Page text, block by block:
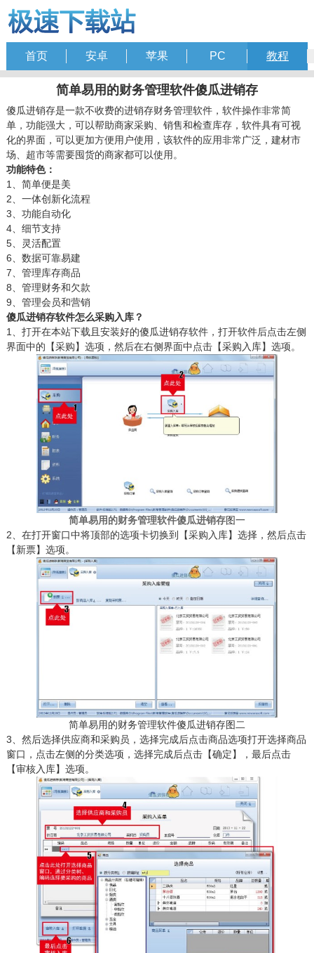
首页 安卓 苹果 PC 教程
简单易用的财务管理软件傻瓜进销存
傻瓜进销存是一款不收费的进销存财务管理软件，软件操作非常简
单，功能强大，可以帮助商家采购、销售和检查库存，软件具有可视
化的界面，可以更加方便用户使用，该软件的应用非常广泛，建材市
场、超市等需要囤货的商家都可以使用。
功能特色：
1、简单便是美
2、一体创新化流程
3、功能自动化
4、细节支持
5、灵活配置
6、数据可靠易建
7、管理库存商品
8、管理财务和欠款
9、管理会员和营销
傻瓜进销存软件怎么采购入库？
1、打开在本站下载且安装好的傻瓜进销存软件，打开软件后点击左侧
界面中的【采购】选项，然后在右侧界面中点击【采购入库】选项。
简单易用的财务管理软件傻瓜进销存图一
2、在打开窗口中将顶部的选项卡切换到【采购入库】选择，然后点击
【新票】选项。
简单易用的财务管理软件傻瓜进销存图二
3、然后选择供应商和采购员，选择完成后点击商品选项打开选择商品
窗口，点击左侧的分类选项，选择完成后点击【确定】，最后点击
【审核入库】选项。